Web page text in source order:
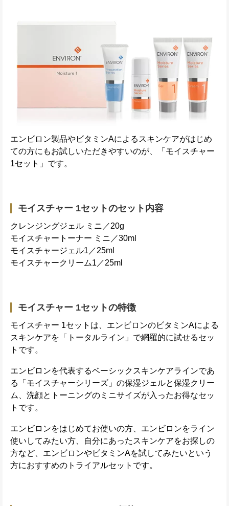
エンビロン製品やビタミンAによるスキンケアがはじめ
ての方にもお試しいただきやすいのが、「モイスチャー
1セット」です。
モイスチャー 1セットのセット内容
クレンジングジェル ミニ／20g
モイスチャートーナー ミニ／30ml
モイスチャージェル1／25ml
モイスチャークリーム1／25ml
モイスチャー 1セットの特徴
モイスチャー 1セットは、エンビロンのビタミンAによる
スキンケアを「トータルライン」で網羅的に試せるセッ
トです。
エンビロンを代表するベーシックスキンケアラインであ
る「モイスチャーシリーズ」の保湿ジェルと保湿クリー
ム、洗顔とトーニングのミニサイズが入ったお得なセッ
トです。
エンビロンをはじめてお使いの方、エンビロンをライン
使いしてみたい方、自分にあったスキンケアをお探しの
方など、エンビロンやビタミンAを試してみたいという
方におすすめのトライアルセットです。